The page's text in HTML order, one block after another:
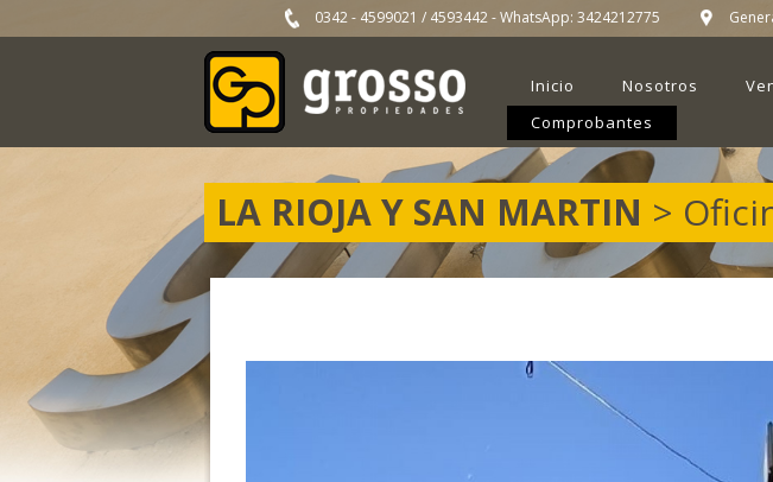
0342 - 4599021 / 4593442- WhatsApp: 3424212775
Inicio Nosotros
Comprobantes
LA RIOJA Y SAN MARTIN >